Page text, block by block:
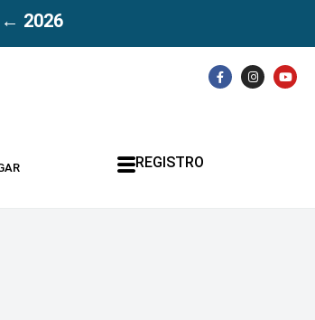
2026
REGISTRO